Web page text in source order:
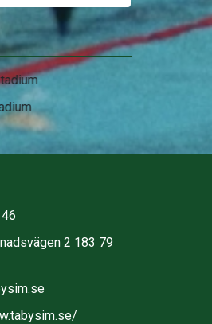
2 183 79